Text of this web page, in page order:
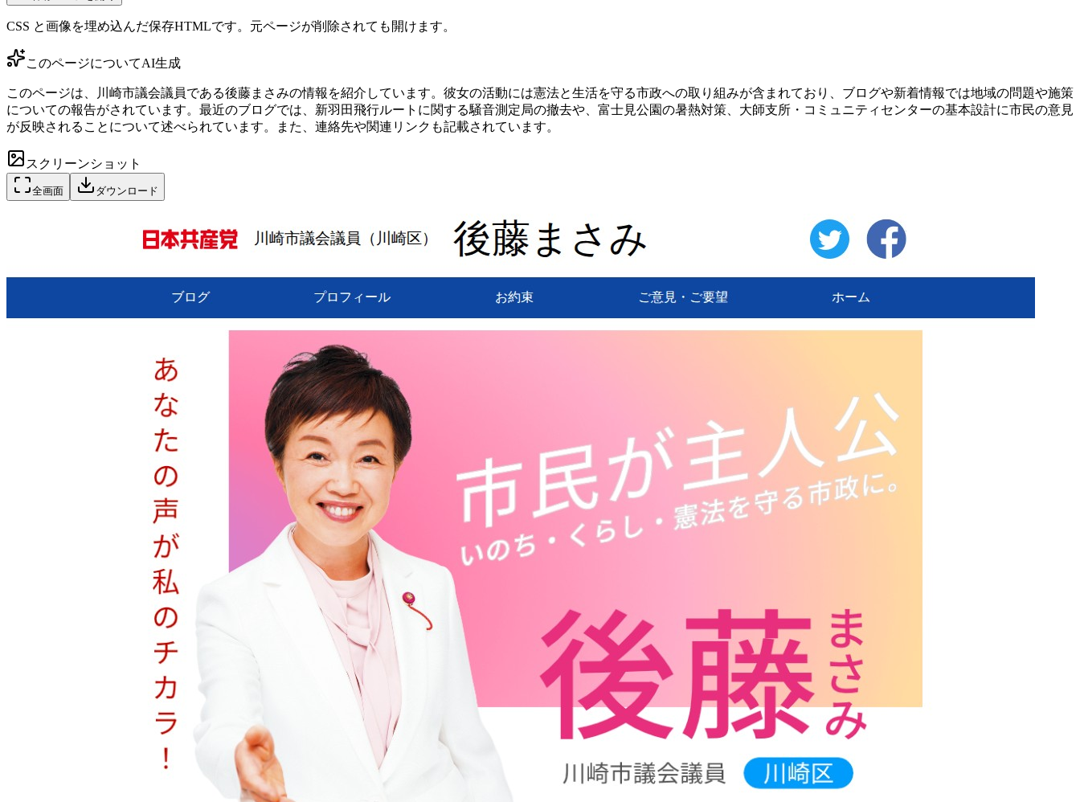
CSS と画像を埋め込んだ保存HTMLです。元ページが削除されても開けます。
このページについてAI生成
このページは、川崎市議会議員である後藤まさみの情報を紹介しています。彼女の活動には憲法と生活を守る市政への取り組みが含まれており、ブログや新着情報では地域の問題や施策
についての報告がされています。最近のブログでは、新羽田飛行ルートに関する騒音測定局の撤去や、富士見公園の暑熱対策、大師支所・コミュニティセンターの基本設計に市民の意見
が反映されることについて述べられています。また、連絡先や関連リンクも記載されています。
スクリーンショット
全画面 ダウンロード